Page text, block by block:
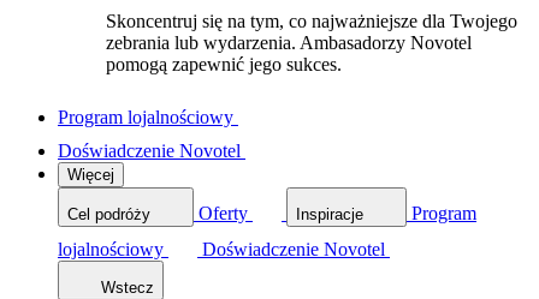
Skoncentruj się na tym, co najważniejsze dla Twojego
zebrania lub wydarzenia. Ambasadorzy Novotel
pomogą zapewnić jego sukces.
Program lojalnościowy
Doświadczenie Novotel
Więcej
Cel podróży Oferty Inspiracje
Program
lojalnościowy
Doświadczenie Novotel
Wstecz